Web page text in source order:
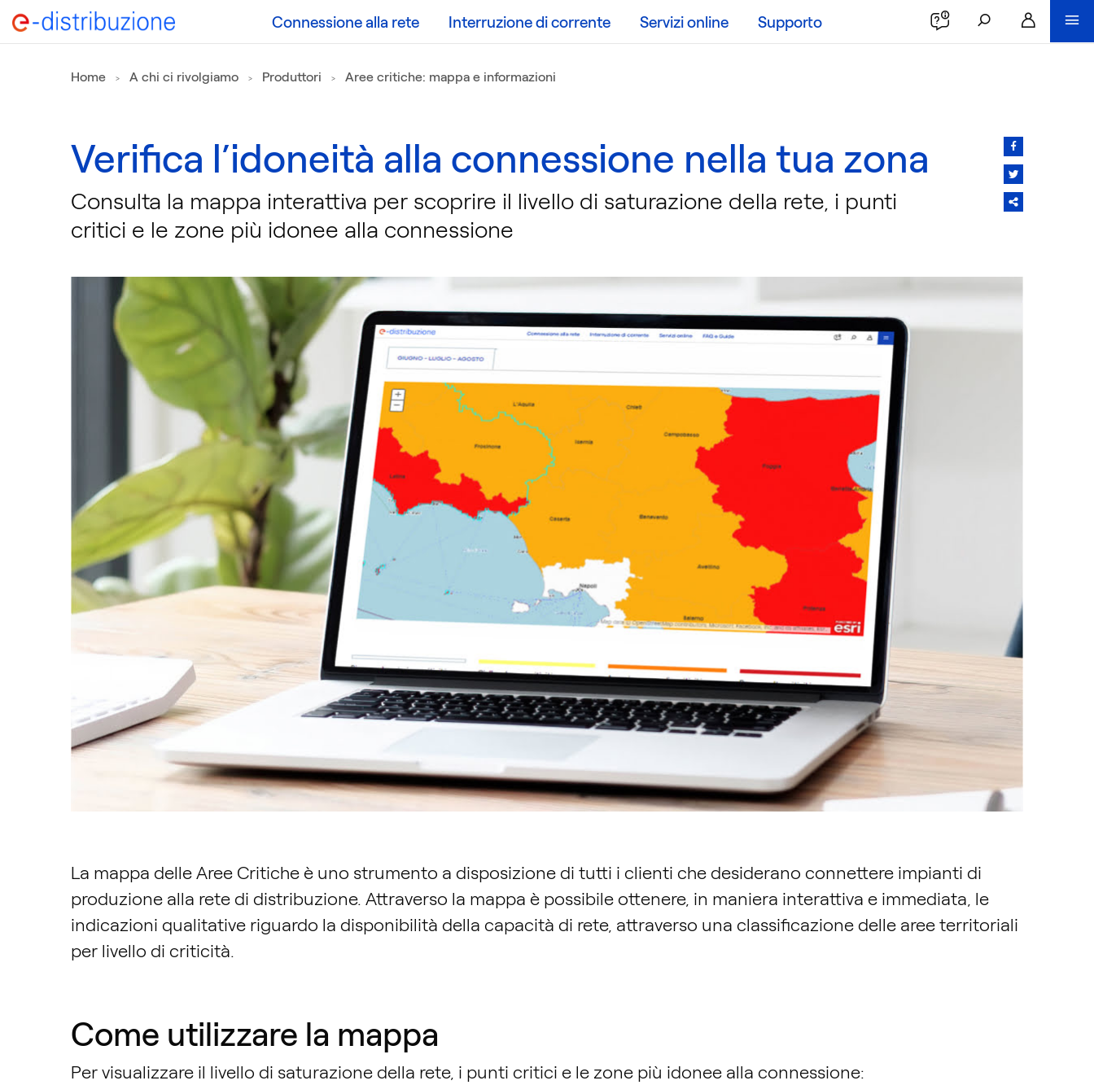
Connessione alla rete Interruzione di corrente Servizi online Supporto
Home A chi ci rivolgiamo Produttori Aree critiche: mappa e informazioni
Verifica l’idoneità alla connessione nella tua zona
Consulta la mappa interattiva per scoprire il livello di saturazione della rete, i punti
critici e le zone più idonee alla connessione
La mappa delle Aree Critiche è uno strumento a disposizione di tutti i clienti che desiderano connettere impianti di
produzione alla rete di distribuzione. Attraverso la mappa è possibile ottenere, in maniera interattiva e immediata, le
indicazioni qualitative riguardo la disponibilità della capacità di rete, attraverso una classificazione delle aree territoriali
per livello di criticità.
Come utilizzare la mappa
Per visualizzare il livello di saturazione della rete, i punti critici e le zone più idonee alla connessione: